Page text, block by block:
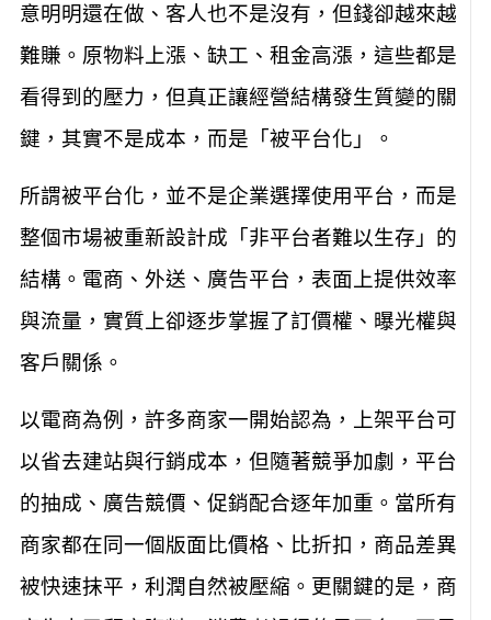
意明明還在做、客人也不是沒有，但錢卻越來越
難賺。原物料上漲、缺工、租金高漲，這些都是
看得到的壓力，但真正讓經營結構發生質變的關
鍵，其實不是成本，而是「被平台化」。
所謂被平台化，並不是企業選擇使用平台，而是
整個市場被重新設計成「非平台者難以生存」的
結構。電商、外送、廣告平台，表面上提供效率
與流量，實質上卻逐步掌握了訂價權、曝光權與
客戶關係。
以電商為例，許多商家一開始認為，上架平台可
以省去建站與行銷成本，但隨著競爭加劇，平台
的抽成、廣告競價、促銷配合逐年加重。當所有
商家都在同一個版面比價格、比折扣，商品差異
被快速抹平，利潤自然被壓縮。更關鍵的是，商